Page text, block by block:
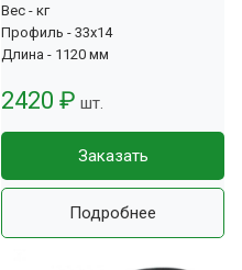
Вес - кг
Профиль - 33х14
Длина - 1120 мм
2420 ₽ шт.
Заказать
Подробнее